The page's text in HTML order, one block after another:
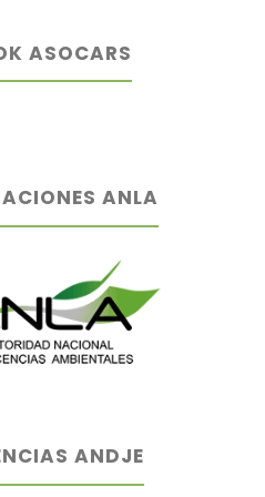
ASOCARS
ANLA
ANDJE